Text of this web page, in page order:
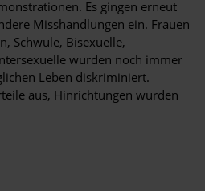
Es gingen erneut
Misshandlungen ein. Frauen
Schwule, Bisexuelle,
wurden noch immer
Leben diskriminiert.
aus, Hinrichtungen wurden